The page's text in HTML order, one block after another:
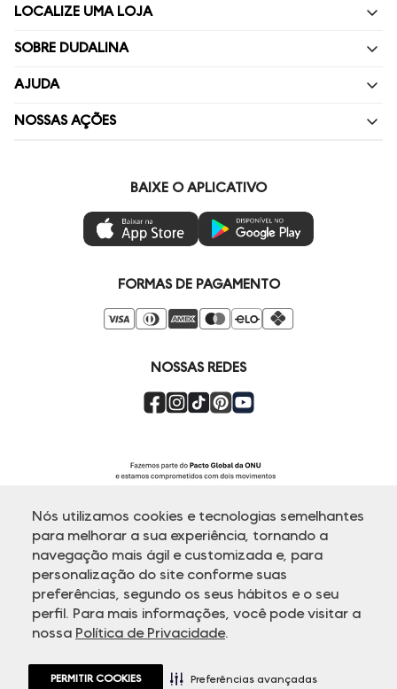
Nós utilizamos cookies e tecnologias semelhantes
para melhorar a sua experiência, tornando a
navegação mais ágil e customizada e, para
personalização do site conforme suas
preferências, segundo os seus hábitos e o seu
perfil. Para mais informações, você pode visitar a
nossa Política de Privacidade.
PERMITIR COOKIES Preferências avançadas
LOCALIZE UMA LOJA
SOBRE DUDALINA
Quem Somos
Nossas Lojas
Ética e Sustentabilidade
AJUDA
Perguntas Frequentes
Troca e Devoluções
Regulamentos
Compre pelo Whatsapp
NOSSAS AÇÕES
Mastercard
Azul Fidelidade
Venda Corporativa
Super Friday
BAIXE O APLICATIVO
FORMAS DE PAGAMENTO
NOSSAS REDES
© Copyright 2000-2026 - Todos os direitos reservados. A Dudalina
promoções e disponibilidade de estoque a qualquer momento.
Em caso de dúvidas:0800 770 5510.